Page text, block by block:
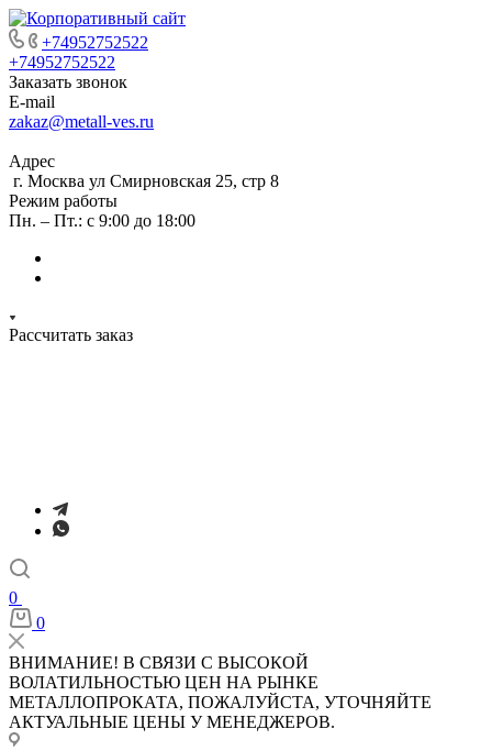
+74952752522
+74952752522
Заказать звонок
E-mail
zakaz@metall-ves.ru
Адрес
г. Москва ул Смирновская 25, стр 8
Режим работы
Пн. – Пт.: с 9:00 до 18:00
Рассчитать заказ
0
0
ВНИМАНИЕ! В СВЯЗИ С ВЫСОКОЙ
ВОЛАТИЛЬНОСТЬЮ ЦЕН НА РЫНКЕ
МЕТАЛЛОПРОКАТА, ПОЖАЛУЙСТА, УТОЧНЯЙТЕ
АКТУАЛЬНЫЕ ЦЕНЫ У МЕНЕДЖЕРОВ.